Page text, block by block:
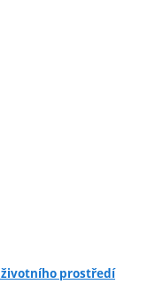
životního prostředí